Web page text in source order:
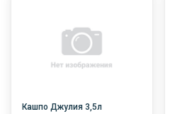
Кашпо Джулия 3,5л